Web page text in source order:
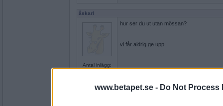
www.betapet.se - Do Not Process
åskarl
Antal inlägg:
5826
hur ser du ut utan mössan?
vi får aldrig ge upp
SmålandsMira